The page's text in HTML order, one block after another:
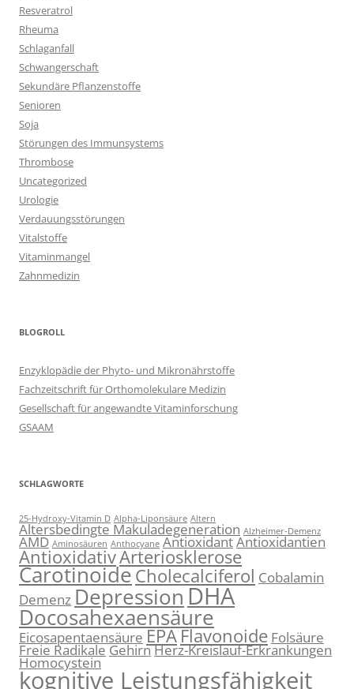
Resveratrol
Rheuma
Schlaganfall
Schwangerschaft
Sekundäre Pflanzenstoffe
Senioren
Soja
Störungen des Immunsystems
Thrombose
Uncategorized
Urologie
Verdauungsstörungen
Vitalstoffe
Vitaminmangel
Zahnmedizin
BLOGROLL
Enzyklopädie der Phyto- und Mikronährstoffe
Fachzeitschrift für Orthomolekulare Medizin
Gesellschaft für angewandte Vitaminforschung
GSAAM
SCHLAGWORTE
25-Hydroxy-Vitamin D Alpha-Liponsäure Altern
Altersbedingte Makuladegeneration Alzheimer-Demenz
AMD Aminosäuren Anthocyane AntioxidantAntioxidantien
AntioxidativArteriosklerose
CarotinoideCholecalciferol Cobalamin
Demenz DepressionDHA
Docosahexaensäure
Eicosapentaensäure EPAFlavonoide Folsäure
Freie RadikaleGehirnHerz-Kreislauf-Erkrankungen
Homocystein
kognitive Leistungsfähigkeit